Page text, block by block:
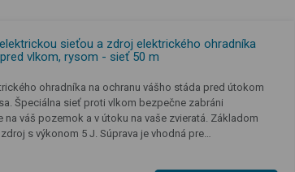
sieťou a zdroj elektrického ohradníka
vlkom, rysom - sieť 50 m
ohradníka na ochranu vášho stáda pred útokom
Špeciálna sieť proti vlkom bezpečne zabráni
na váš pozemok a v útoku na vaše zvieratá. Základom
s výkonom 5 J. Súprava je vhodná pre…